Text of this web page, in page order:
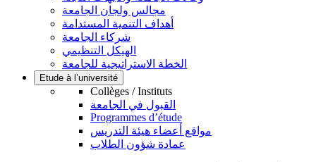
مجالس ولجان الجامعة
أهداف التنمية المستدامة
شركاء الجامعة
الهيكل التنظيمي
الخطة الاستراتيجية للجامعة
Etude à l’université
Collèges / Instituts
القبول في الجامعة
Programmes d’étude
مواقع أعضاء هيئة التدريس
عمادة شؤون الطلاب